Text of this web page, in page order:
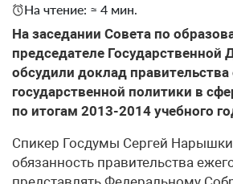
На чтение: ≈ 4 мин.
На заседании Совета по
председателе
обсудили доклад правительства
государственной политики в
по итогам 2013-2014 учебного
Спикер Госдумы Сергей
обязанность правительства